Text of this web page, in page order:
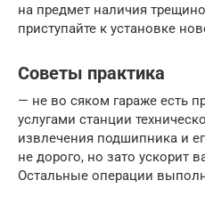
на предмет наличия
приступайте к установке
Советы практика
— не во сяком гараже есть
услугами станции
извлечения подшипника и
не дорого, но зато ускорит
Остальные операции